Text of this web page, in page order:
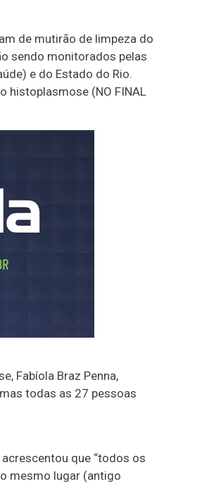
de mutirão de limpeza do
sendo monitorados pelas
e do Estado do Rio.
histoplasmose (NO FINAL
Fabíola Braz Penna,
todas as 27 pessoas
que “todos os
mesmo lugar (antigo